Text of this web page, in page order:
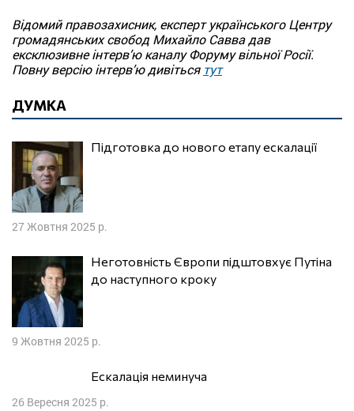
Відомий правозахисник, експерт українського Центру
громадянських свобод Михайло Савва дав
ексклюзивне інтерв’ю каналу Форуму вільної Росії.
Повну версію інтерв’ю дивіться тут
ДУМКА
Підготовка до нового етапу ескалації
27 Жовтня 2025 р.
Неготовність Європи підштовхує Путіна
до наступного кроку
9 Жовтня 2025 р.
Ескалація неминуча
26 Вересня 2025 р.